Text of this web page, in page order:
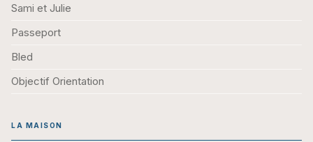
Sami et Julie
Passeport
Bled
Objectif Orientation
LA MAISON